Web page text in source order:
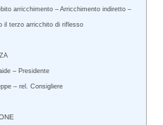
arricchimento – Arricchimento indiretto –
il terzo arricchito di riflesso
– Presidente
– rel. Consigliere